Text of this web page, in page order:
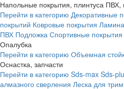
Напольные покрытия, плинтуса ПВХ,
Перейти в категорию Декоративные
покрытий Ковровые покрытия
ПВХ Подложка Спортивные покрытия
Опалубка
Перейти в категорию Объемная
Оснастка, запчасти
Перейти в категорию Sds-max Sds-
алмазного сверления Леска для